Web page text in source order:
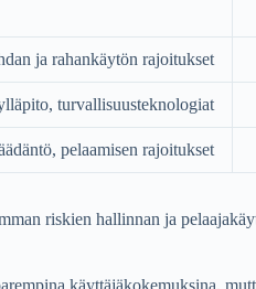
ja rahankäytön rajoitukset
turvallisuusteknologiat
pelaamisen rajoitukset
riskien hallinnan ja